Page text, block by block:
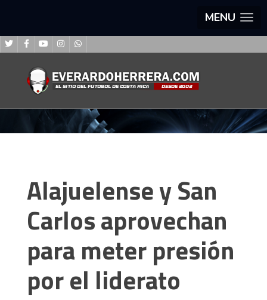
MENU
Alajuelense y San
Carlos aprovechan
para meter presión
por el liderato